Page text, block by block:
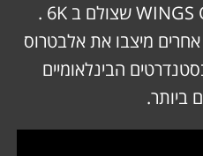
ופרויקט WINGS OVER ISRAEL שצולם ב 6K .
מיצבו את אלבטרוס
הבינלאומיים
ביותר.